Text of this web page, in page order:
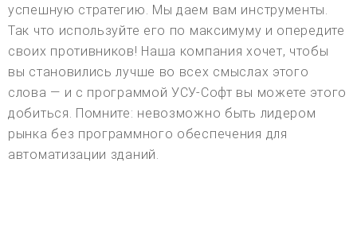
успешную стратегию. Мы даем вам инструменты.
Так что используйте его по максимуму и опередите
своих противников! Наша компания хочет, чтобы
вы становились лучше во всех смыслах этого
слова — и с программой УСУ-Софт вы можете этого
добиться. Помните: невозможно быть лидером
рынка без программного обеспечения для
автоматизации зданий.